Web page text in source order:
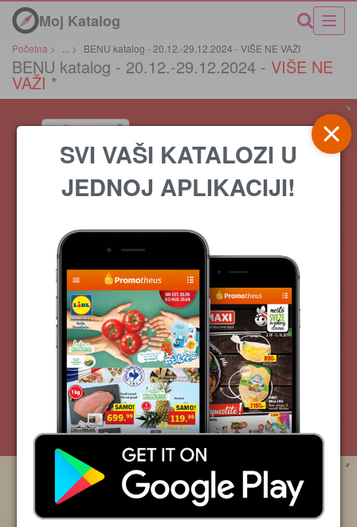
Moj Katalog
Početna > > BENU katalog - 20.12.-29.12.2024 - VIŠE NE VAŽI
BENU katalog - 20.12.-29.12.2024 - VIŠE NE
VAŽI *
SVI VAŠI KATALOZI U
JEDNOJ APLIKACIJI!